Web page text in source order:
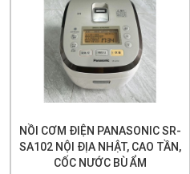
NỒI CƠM ĐIỆN PANASONIC SR-
SA102 NỘI ĐỊA NHẬT, CAO TẦN,
CỐC NƯỚC BÙ ẨM